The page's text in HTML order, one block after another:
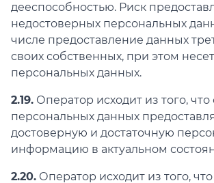
дееспособностью. Риск
недостоверных персональных
числе предоставление данных
своих собственных, при этом
персональных данных.
2.19. Оператор исходит из того, что
персональных данных
достоверную и достаточную
информацию в актуальном
2.20. Оператор исходит из того,